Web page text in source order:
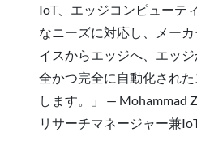
IoT、エッジコンピューテ
なニーズに対応し、メー
イスからエッジへ、エッ
全かつ完全に自動化され
します。」 — Mohammad
リサーチマネージャー兼